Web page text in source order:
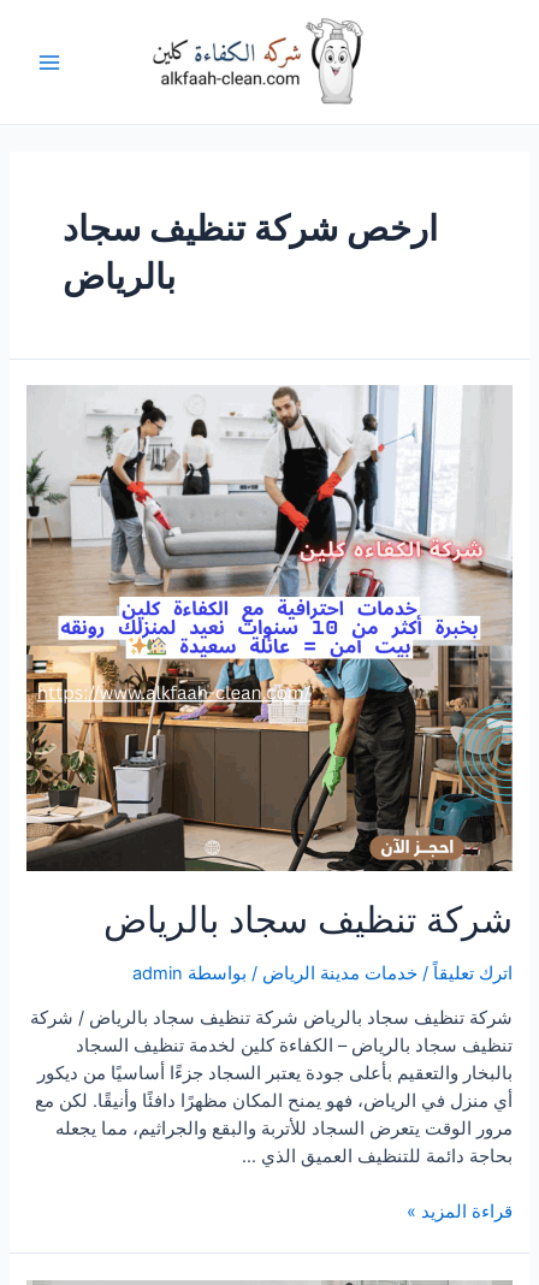
ارخص شركة تنظيف سجاد
بالرياض
شركة تنظيف سجاد بالرياض
اترك تعليقاً /خدمات مدينة الرياض / بواسطة admin
شركة تنظيف سجاد بالرياض شركة تنظيف سجاد بالرياض / شركة
تنظيف سجاد بالرياض – الكفاءة كلين لخدمة تنظيف السجاد
بالبخار والتعقيم بأعلى جودة يعتبر السجاد جزءًا أساسيًا من ديكور
أي منزل في الرياض، فهو يمنح المكان مظهرًا دافئًا وأنيقًا. لكن مع
مرور الوقت يتعرض السجاد للأتربة والبقع والجراثيم، مما يجعله
بحاجة دائمة للتنظيف العميق الذي …
شركة
قراءة المزيد »